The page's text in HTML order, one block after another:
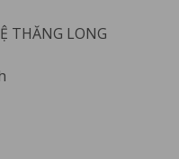
THĂNG LONG